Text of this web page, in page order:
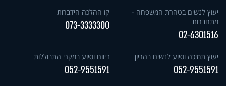
יעוץ לנשים בטהרת המשפחה -
מתחברות
02-6301516
קו ההלכה הידברות
073-3333300
יעוץ תמיכה וסיוע לנשים בהריון
052-9551591
דיווח וסיוע במקרי התבוללות
052-9551591